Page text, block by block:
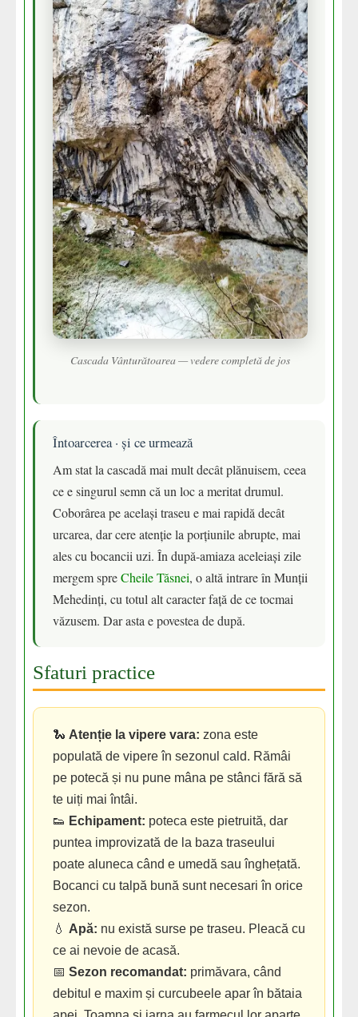
Cascada Vânturătoarea — vedere completă de jos
Întoarcerea · și ce urmează
Am stat la cascadă mai mult decât plănuisem, ceea
ce e singurul semn că un loc a meritat drumul.
Coborârea pe același traseu e mai rapidă decât
urcarea, dar cere atenție la porțiunile abrupte, mai
ales cu bocancii uzi. În după-amiaza aceleiași zile
mergem spreCheile Tăsnei, o altă intrare în Munții
Mehedinți, cu totul alt caracter față de ce tocmai
văzusem. Dar asta e povestea de după.
Sfaturi practice
🐍 Atenție la vipere vara: zona este
populată de vipere în sezonul cald. Rămâi
pe potecă și nu pune mâna pe stânci fără să
te uiți mai întâi.
👟 Echipament: poteca este pietruită, dar
puntea improvizată de la baza traseului
poate aluneca când e umedă sau înghețată.
Bocanci cu talpă bună sunt necesari în orice
sezon.
💧 Apă: nu există surse pe traseu. Pleacă cu
ce ai nevoie de acasă.
📅 Sezon recomandat: primăvara, când
debitul e maxim și curcubeele apar în bătaia